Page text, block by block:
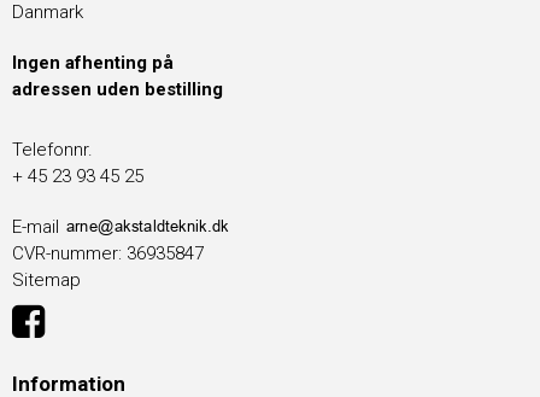
Danmark
Ingen afhenting på
adressen uden bestilling
Telefonnr.
+ 45 23 93 45 25
E-mail
CVR-nummer: 36935847
Sitemap
Information